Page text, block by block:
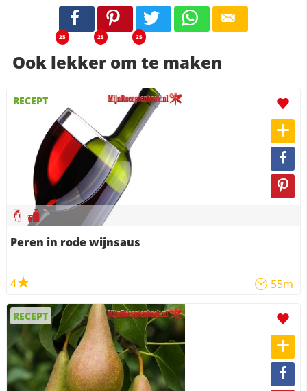
25 25 25
Ook lekker om te maken
RECEPT
Peren in rode wijnsaus
4 55m
RECEPT